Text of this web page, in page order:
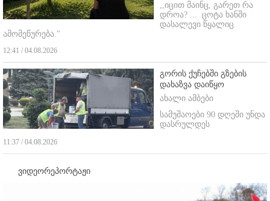
,,იცით მაინც, გარეთ რა
დროა? ... ცოტა ხანში
დასალევი წყალიც
ამომეწურება."
12:41 / 04.08.2026
გორის ქუჩებში გზების
დახაზვა დაიწყო
ახალი ამბები
სამუშაოები 90 დღეში უნდა
დასრულდეს
11:37 / 04.08.2026
ვიდეორეპორტაჟი